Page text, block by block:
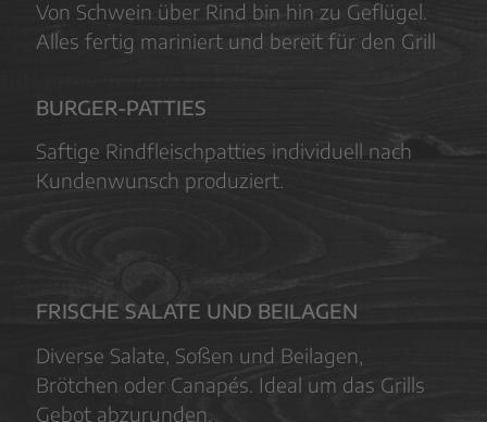
Von Schwein über Rind bin hin zu Geflügel.
Alles fertig mariniert und bereit für den Grill
BURGER-PATTIES
Saftige Rindfleischpatties individuell nach
Kundenwunsch produziert.
FRISCHE SALATE UND BEILAGEN
Diverse Salate, Soßen und Beilagen,
Brötchen oder Canapés. Ideal um das Grills
Gebot abzurunden.